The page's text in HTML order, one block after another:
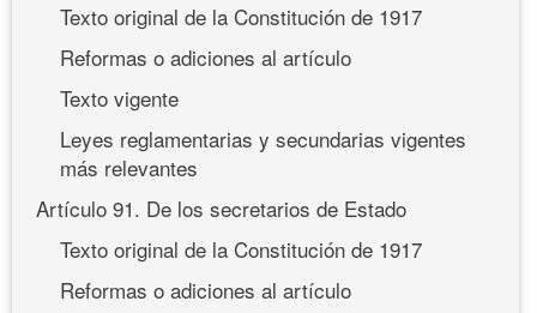
Texto original de la Constitución de 1917
Reformas o adiciones al artículo
Texto vigente
Leyes reglamentarias y secundarias vigentes
más relevantes
Artículo 91. De los secretarios de Estado
Texto original de la Constitución de 1917
Reformas o adiciones al artículo